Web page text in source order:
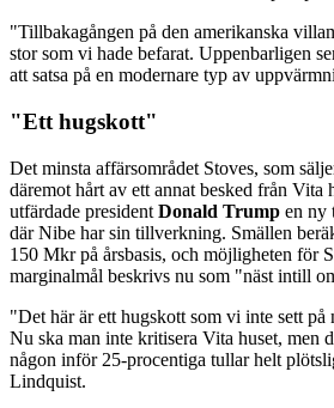
"Tillbakagången på den amerikanska
stor som vi hade befarat. Uppenbarligen
att satsa på en modernare typ av
"Ett hugskott"
Det minsta affärsområdet Stoves, som
däremot hårt av ett annat besked från Vita
utfärdade president Donald Trump en ny
där Nibe har sin tillverkning. Smällen
150 Mkr på årsbasis, och möjligheten för
marginalmål beskrivs nu som "näst intill
"Det här är ett hugskott som vi inte sett på
Nu ska man inte kritisera Vita huset, men
någon inför 25-procentiga tullar helt
Lindquist.